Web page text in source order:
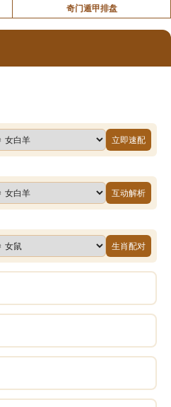
奇门遁甲排盘
立即速配
互动解析
生肖配对